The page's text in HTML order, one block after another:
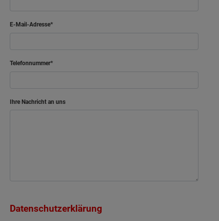
E-Mail-Adresse
Telefonnummer
Ihre Nachricht an uns
Datenschutzerklärung